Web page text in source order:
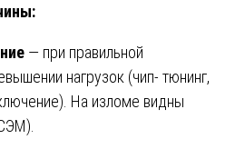
— при правильной
нагрузок (чип- тюнинг,
На изломе видны